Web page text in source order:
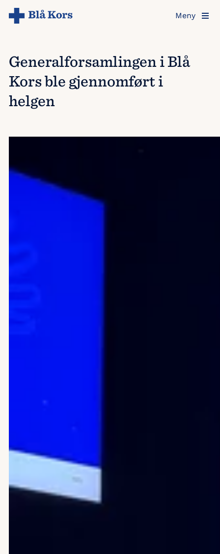
Hopp
Meny
Generalforsamlingen i Blå
Kors ble gjennomført i
helgen